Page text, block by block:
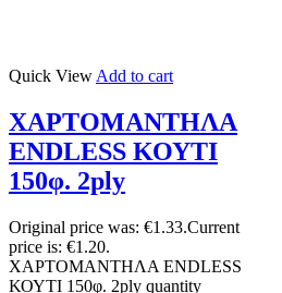
Quick View Add to cart
ΧΑΡΤΟΜΑΝΤΗΛΑ
ENDLESS ΚΟΥΤΙ
150φ. 2ply
Original price was: €1.33.Current
price is: €1.20.
ΧΑΡΤΟΜΑΝΤΗΛΑ ENDLESS
ΚΟΥΤΙ 150φ. 2ply quantity